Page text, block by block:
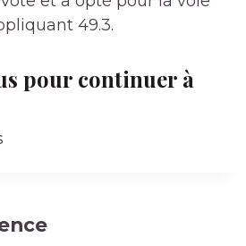
49.3.
pour continuer à